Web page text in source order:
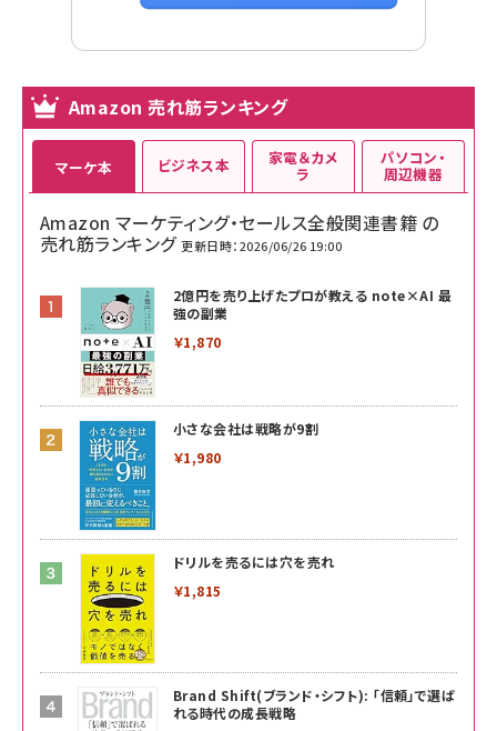
Amazon 売れ筋ランキング
マーケ本
Amazon マーケティング・セールス全般関連書籍 の
売れ筋ランキング 更新日時：2026/06/26 19:00
2億円を売り上げたプロが教える note×AI 最
強の副業
￥1,870
小さな会社は戦略が9割
￥1,980
ドリルを売るには穴を売れ
￥1,815
Brand Shift(ブランド・シフト): 「信頼」で選ば
れる時代の成長戦略
ビジネス本 家電＆カメ
ラ
パソコン・
周辺機器